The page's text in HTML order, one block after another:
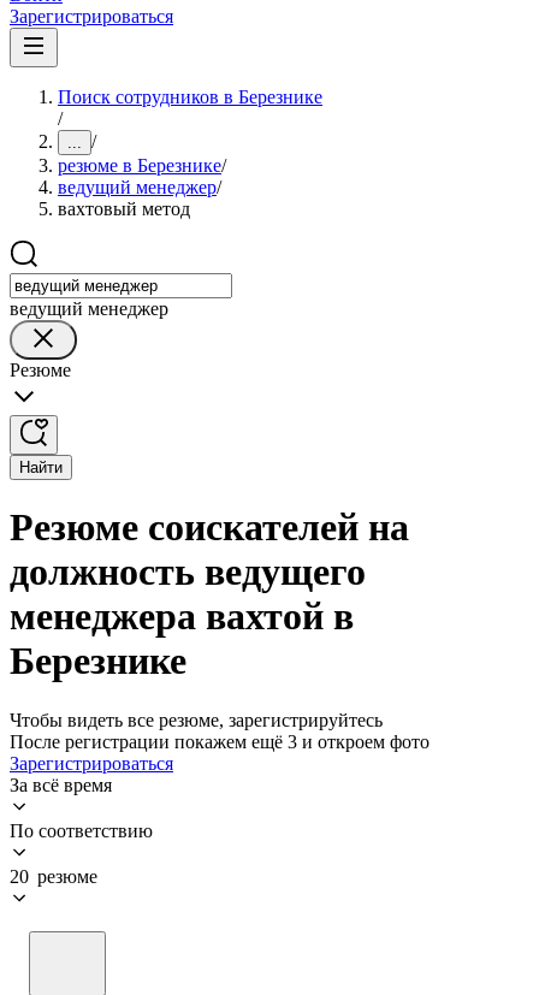
Зарегистрироваться
Поиск сотрудников в Березнике
/
... /
резюме в Березнике/
ведущий менеджер/
вахтовый метод
ведущий менеджер
Резюме
Найти
Резюме соискателей на
должность ведущего
менеджера вахтой в
Березнике
Чтобы видеть все резюме, зарегистрируйтесь
После регистрации покажем ещё 3 и откроем фото
Зарегистрироваться
За всё время
По соответствию
20 резюме